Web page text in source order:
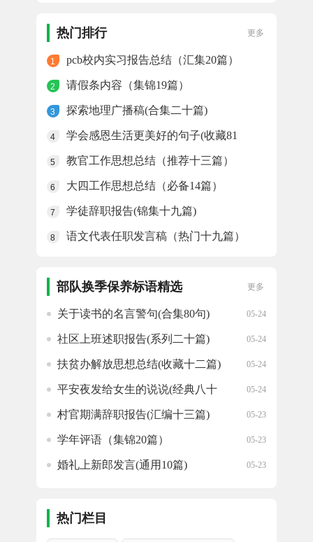
热门排行 更多
1 pcb校内实习报告总结（汇集20篇）
2 请假条内容（集锦19篇）
3 探索地理广播稿(合集二十篇)
4
学会感恩生活更美好的句子(收藏81
5 教官工作思想总结（推荐十三篇）
6 大四工作思想总结（必备14篇）
7 学徒辞职报告(锦集十九篇)
8 语文代表任职发言稿（热门十九篇）
部队换季保养标语精选 更多
关于读书的名言警句(合集80句) 05-24
社区上班述职报告(系列二十篇) 05-24
扶贫办解放思想总结(收藏十二篇) 05-24
平安夜发给女生的说说(经典八十
05-24
村官期满辞职报告(汇编十三篇) 05-23
学年评语（集锦20篇） 05-23
婚礼上新郎发言(通用10篇) 05-23
热门栏目